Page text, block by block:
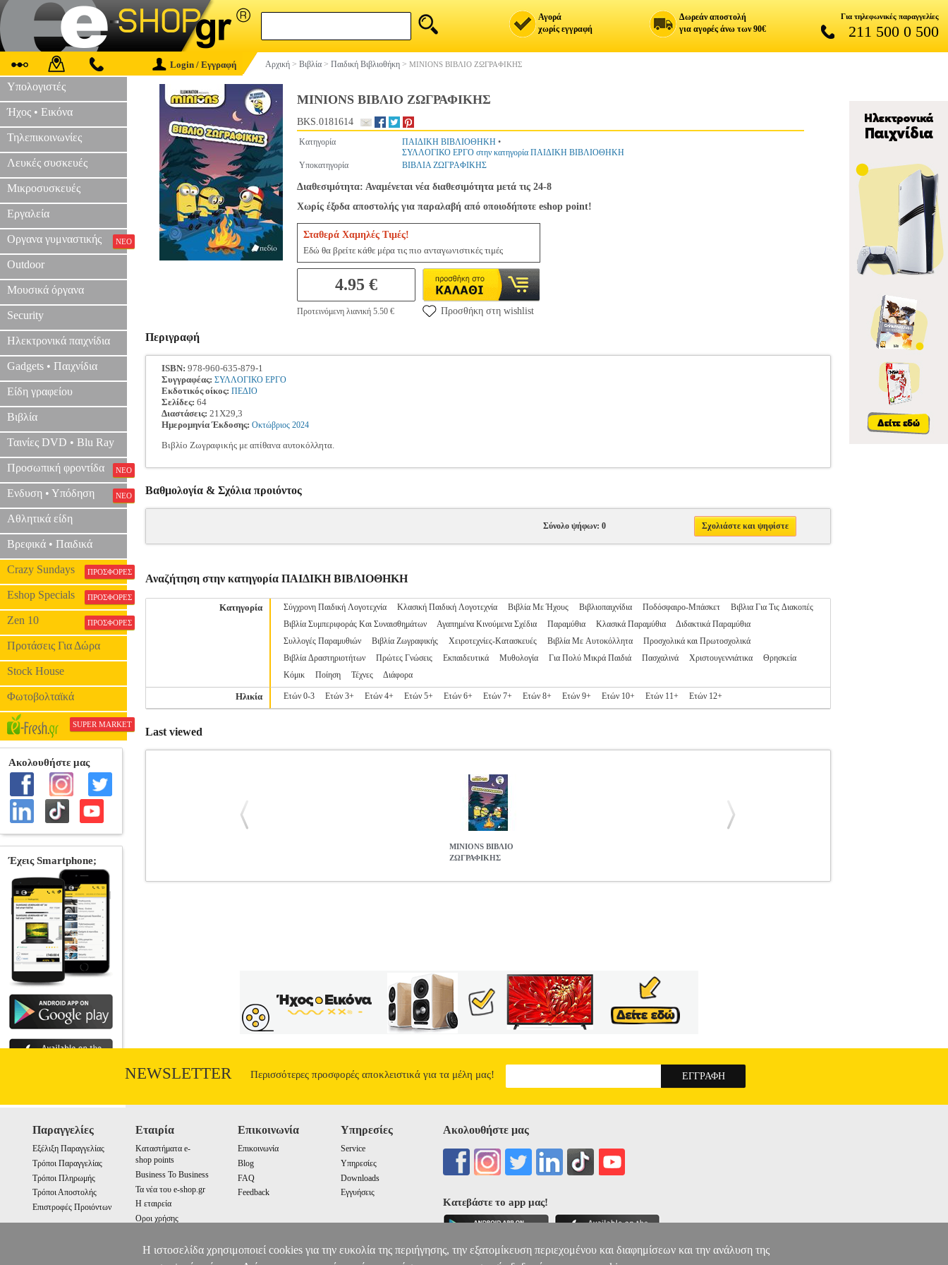
Αγορά
χωρίς εγγραφή
Δωρεάν αποστολή
για αγορές άνω των 90€
Για τηλεφωνικές παραγγελίες
211 500 0 500
Login / Εγγραφή Αρχική > Βιβλία > Παιδική Βιβλιοθήκη > MINIONS ΒΙΒΛΙΟ ΖΩΓΡΑΦΙΚΗΣ
Υπολογιστές
Ήχος • Εικόνα
Τηλεπικοινωνίες
Λευκές συσκευές
Μικροσυσκευές
Εργαλεία
Οργανα γυμναστικής ΝΕΟ
Outdoor
Μουσικά όργανα
Security
Ηλεκτρονικά παιχνίδια
Gadgets • Παιχνίδια
Είδη γραφείου
Βιβλία
Ταινίες DVD • Blu Ray
Προσωπική φροντίδα ΝΕΟ
Ενδυση • Υπόδηση ΝΕΟ
Αθλητικά είδη
Βρεφικά • Παιδικά
Crazy Sundays ΠΡΟΣΦΟΡΕΣ
Eshop Specials ΠΡΟΣΦΟΡΕΣ
Zen 10 ΠΡΟΣΦΟΡΕΣ
Προτάσεις Για Δώρα
Stock House
Φωτοβολταϊκά
SUPER MARKET
MINIONS ΒΙΒΛΙΟ ΖΩΓΡΑΦΙΚΗΣ
BKS.0181614
Κατηγορία ΠΑΙΔΙΚΗ ΒΙΒΛΙΟΘΗΚΗ •
ΣΥΛΛΟΓΙΚΟ ΕΡΓΟ στην κατηγορία ΠΑΙΔΙΚΗ ΒΙΒΛΙΟΘΗΚΗ
Υποκατηγορία
ΒΙΒΛΙΑ ΖΩΓΡΑΦΙΚΗΣ
Διαθεσιμότητα: Αναμένεται νέα διαθεσιμότητα μετά τις 24-8
Χωρίς έξοδα αποστολής για παραλαβή από οποιοδήποτε eshop point!
Σταθερά Χαμηλές Τιμές!
Εδώ θα βρείτε κάθε μέρα τις πιο ανταγωνιστικές τιμές
4.95 €
Προτεινόμενη λιανική 5.50 € Προσθήκη στη wishlist
Περιγραφή
ISBN: 978-960-635-879-1
Συγγραφέας: ΣΥΛΛΟΓΙΚΟ ΕΡΓΟ
Εκδοτικός οίκος: ΠΕΔΙΟ
Σελίδες: 64
Διαστάσεις: 21Χ29,3
Ημερομηνία Έκδοσης: Οκτώβριος 2024
Βιβλίο Ζωγραφικής με απίθανα αυτοκόλλητα.
Βαθμολογία & Σχόλια προιόντος
Σύνολο ψήφων: 0 Σχολιάστε και ψηφίστε
Αναζήτηση στην κατηγορία ΠΑΙΔΙΚΗ ΒΙΒΛΙΟΘΗΚΗ
Κατηγορία Σύγχρονη Παιδική Λογοτεχνία Κλασική Παιδική Λογοτεχνία Βιβλία Με Ήχους Βιβλιοπαιχνίδια Ποδόσφαιρο-Μπάσκετ
Βιβλια Για Τις Διακοπές
Βιβλία Συμπεριφοράς Και Συναισθημάτων
Αγαπημένα Κινούμενα Σχέδια Παραμύθια Κλασικά Παραμύθια
Διδακτικά Παραμύθια
Συλλογές Παραμυθιών
Βιβλία Ζωγραφικής Χειροτεχνίες-Κατασκευές Βιβλία Με Αυτοκόλλητα
Προσχολικά και Πρωτοσχολικά
Βιβλία Δραστηριοτήτων
Πρώτες Γνώσεις Εκπαιδευτικά Μυθολογία Για Πολύ Μικρά Παιδιά Πασχαλινά Χριστουγεννιάτικα
Θρησκεία
Κόμικ
Ποίηση Τέχνες Διάφορα
Ηλικία Ετών 0-3 Ετών 3+ Ετών 4+ Ετών 5+ Ετών 6+ Ετών 7+ Ετών 8+ Ετών 9+ Ετών 10+ Ετών 11+ Ετών 12+
Last viewed
MINIONS ΒΙΒΛΙΟ
ΖΩΓΡΑΦΙΚΗΣ
NEWSLETTER Περισσότερες προσφορές αποκλειστικά για τα μέλη μας!
Παραγγελίες
Εξέλιξη Παραγγελίας
Τρόποι Παραγγελίας
Τρόποι Πληρωμής
Τρόποι Αποστολής
Επιστροφές Προιόντων
Εταιρία
Καταστήματα e-
shop points
Business To Business
Τα νέα του e-shop.gr
Η εταιρεία
Οροι χρήσης
Επικοινωνία
Επικοινωνία
Blog
FAQ
Feedback
Υπηρεσίες
Service
Υπηρεσίες
Downloads
Εγγυήσεις
Ακολουθήστε μας
Κατεβάστε το app μας!
Η ιστοσελίδα χρησιμοποιεί cookies για την ευκολία της περιήγησης, την εξατομίκευση περιεχομένου και διαφημίσεων και την ανάλυση της